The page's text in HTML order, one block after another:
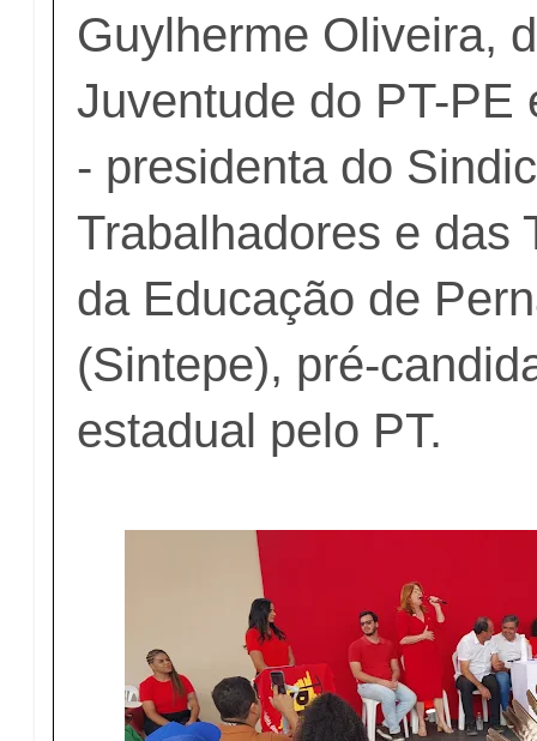
Guylherme Oliveira,
Juventude do PT-PE
- presidenta do
Trabalhadores e das
da Educação de
(Sintepe), pré-
estadual pelo PT.